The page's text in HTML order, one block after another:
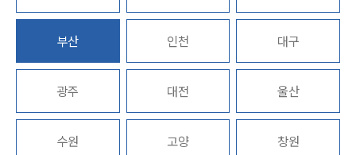
부산 인천 대구
광주 대전 울산
수원 고양 창원